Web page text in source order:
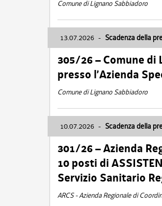
Comune di Lignano Sabbiadoro
13.07.2026 - Scadenza della
305/26 – Comune di
presso l’Azienda
Comune di Lignano Sabbiadoro
10.07.2026 - Scadenza della
301/26 – Azienda
10 posti di
Servizio Sanitario
ARCS - Azienda Regionale di